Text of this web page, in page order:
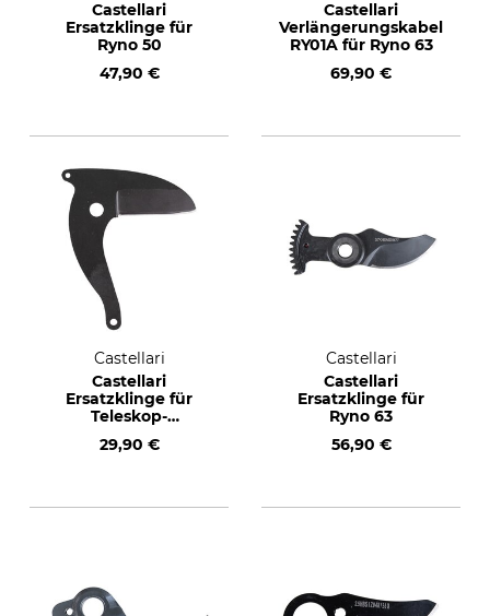
Castellari
Ersatzklinge für
Ryno 50
47,90 €
Castellari
Verlängerungskabel
RY01A für Ryno 63
69,90 €
Castellari
Castellari
Ersatzklinge für
Teleskop-
Tucano X
29,90 €
Castellari
Castellari
Ersatzklinge für
Ryno 63
56,90 €